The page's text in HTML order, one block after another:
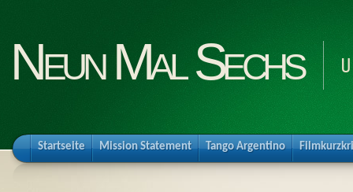
Neun Mal Sechs
Startseite Mission Statement Tango Argentino